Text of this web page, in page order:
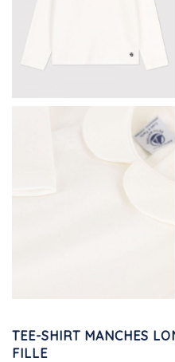
TEE-SHIRT MANCHES
FILLE